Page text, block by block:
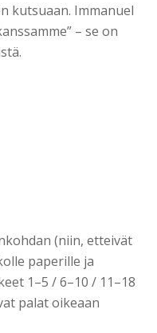
kutsuaan. Immanuel
– se on
(niin, etteivät
paperille ja
1–5 / 6–10 / 11–18
palat oikeaan